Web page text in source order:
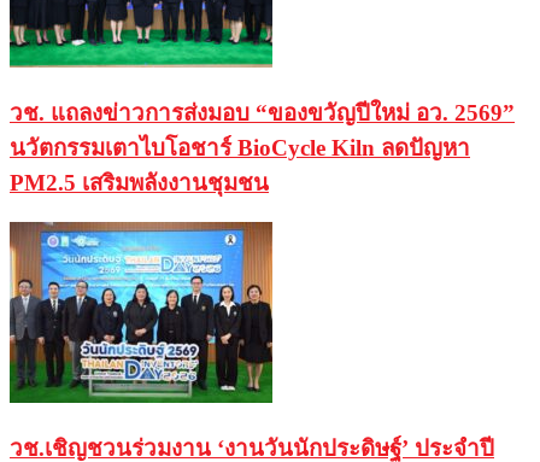
วช. แถลงข่าวการส่งมอบ “ของขวัญปีใหม่ อว. 2569”
นวัตกรรมเตาไบโอชาร์ BioCycle Kiln ลดปัญหา
PM2.5 เสริมพลังงานชุมชน
วช.เชิญชวนร่วมงาน ‘งานวันนักประดิษฐ์’ ประจำปี